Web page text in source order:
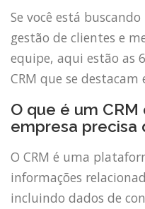
Se você está
gestão de clientes e
equipe, aqui estão as
CRM que se destacam
O que é um
empresa precisa
O CRM é uma
informações
incluindo dados de